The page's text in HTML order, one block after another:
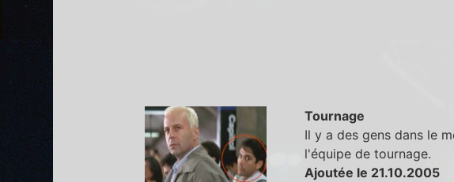
Tournage
Il y a des gens dans le
l'équipe de tournage.
Ajoutée le 21.10.2005